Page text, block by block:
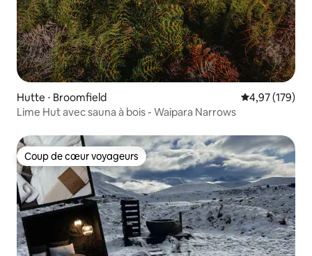
Hutte ⋅ Broomfield Évaluation
4,97 (179)
Lime Hut avec sauna à bois - Waipara Narrows
Coup de cœur voyageurs
Coup de cœur voyageurs